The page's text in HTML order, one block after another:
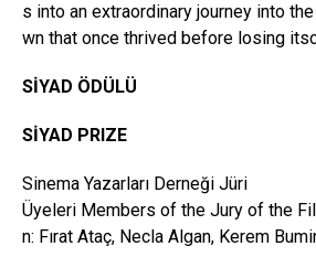
s into an extraordinary journey into
wn that once thrived before losing
SİYAD ÖDÜLÜ
SİYAD PRIZE
Sinema Yazarları Derneği Jüri
Üyeleri Members of the Jury of the
n: Fırat Ataç, Necla Algan, Kerem